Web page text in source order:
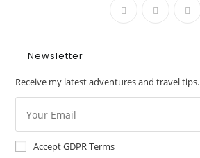
Newsletter
Receive my latest adventures and travel tips.
Accept GDPR Terms